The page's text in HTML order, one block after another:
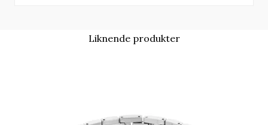
Liknende produkter